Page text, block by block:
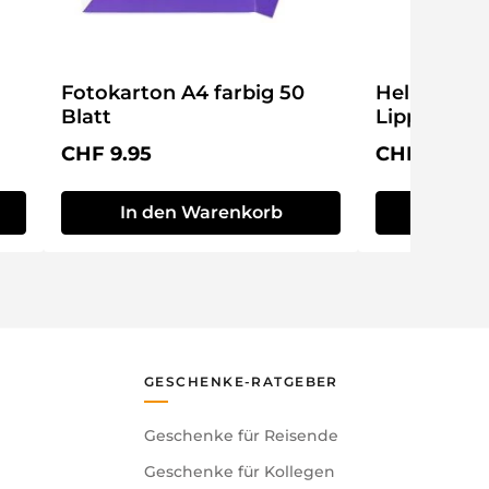
illustrierter Poster mit Anleitung. Das Set kommt
Fotokarton A4 farbig 50
Blatt
Regulärer Preis:
CHF 9.95
In den Warenkorb
Hello Kitty
Regulärer
CHF 19.95
GESCHENKE-RATGEBER
Geschenke für Reisende
Geschenke für Kollegen